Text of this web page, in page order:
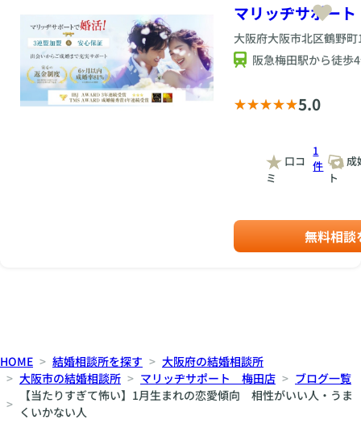
マリッヂサポー
大阪府大阪市北区鶴野町
阪急梅田駅から徒歩
5.0
口コ
ミ
1
件
成
ト
無料相談
HOME 結婚相談所を探す
大阪府の結婚相談所
大阪市の結婚相談所
マリッヂサポート 梅田店
ブログ一覧
【当たりすぎて怖い】1月生まれの恋愛傾向 相性がいい人・うま
くいかない人